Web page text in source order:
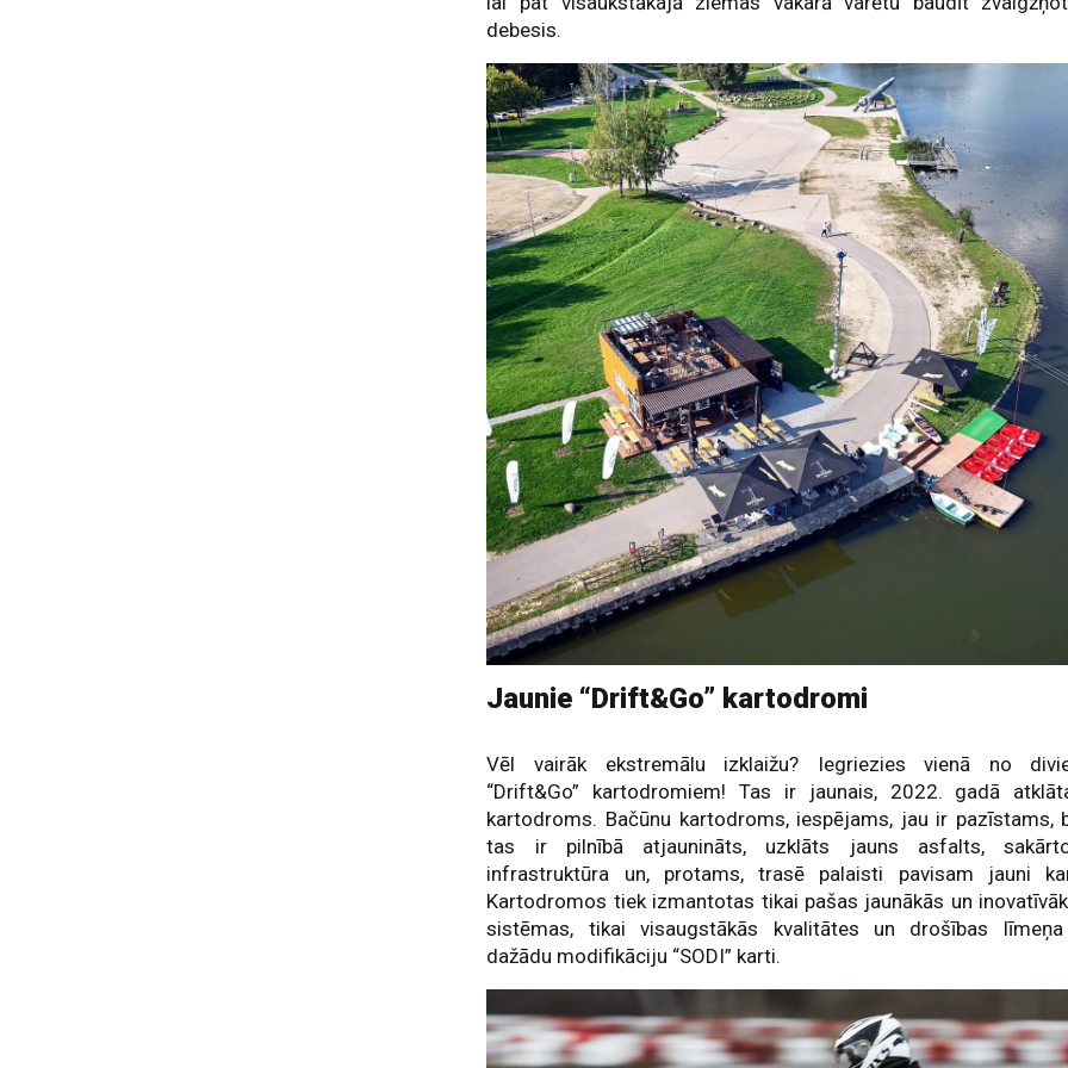
debesis.
Jaunie “Drift&Go” kartodromi
Vēl vairāk ekstremālu izklaižu? Iegriezies vienā no
“Drift&Go” kartodromiem! Tas ir jaunais, 2022. gadā
kartodroms. Bačūnu kartodroms, iespējams, jau ir pazīstams,
tas ir pilnībā atjaunināts, uzklāts jauns asfalts,
infrastruktūra un, protams, trasē palaisti pavisam jauni
Kartodromos tiek izmantotas tikai pašas jaunākās un
sistēmas, tikai visaugstākās kvalitātes un drošības
dažādu modifikāciju “SODI” karti.